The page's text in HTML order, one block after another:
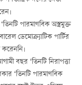
পারমাণবিক অস্ত্রমুক্ত
ডেমোক্র্যাটিক পার্টির
বছর ‘তিনটি নিরাপত্তা
‘তিনটি পারমাণবিক